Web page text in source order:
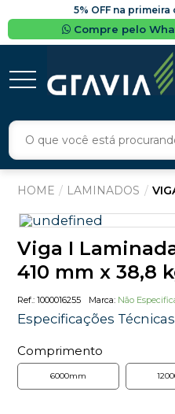
5% OFF na
Compre pelo
LAMINADOS
Viga I
410 mm x 38,8
1000016255 Não
Especificações Técnicas
Comprimento
6000mm